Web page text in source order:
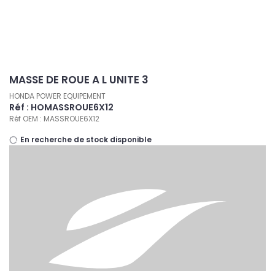
MASSE DE ROUE A L UNITE 3
HONDA POWER EQUIPEMENT
Réf : HOMASSROUE6X12
Réf OEM : MASSROUE6X12
En recherche de stock disponible